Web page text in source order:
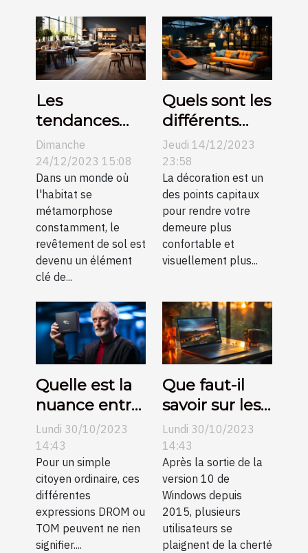
Les
tendances
actuelles
dans le
revêtement
de sol et
comment
elles
transforment
l'esthétique
des
habitations
modernes
Dimanche
24/12/2023 15:08
Dans un monde où
l'habitat se
métamorphose
constamment, le
revêtement de sol est
devenu un élément
clé de...
Quels sont les
différents
types de
suspension et
idées pour
améliorer la
décoration de
votre
intérieur ?
Jeudi 14/12/2023
23:58
La décoration est un
des points capitaux
pour rendre votre
demeure plus
confortable et
visuellement plus...
Quelle est la
nuance entre
DROM et
TOM ?
Lundi 30/10/2023
14:43
Pour un simple
citoyen ordinaire, ces
différentes
expressions DROM ou
TOM peuvent ne rien
signifier....
Que faut-il
savoir sur les
clés de
licence
Windows 10 ?
Lundi 30/10/2023
14:43
Après la sortie de la
version 10 de
Windows depuis
2015, plusieurs
utilisateurs se
plaignent de la cherté